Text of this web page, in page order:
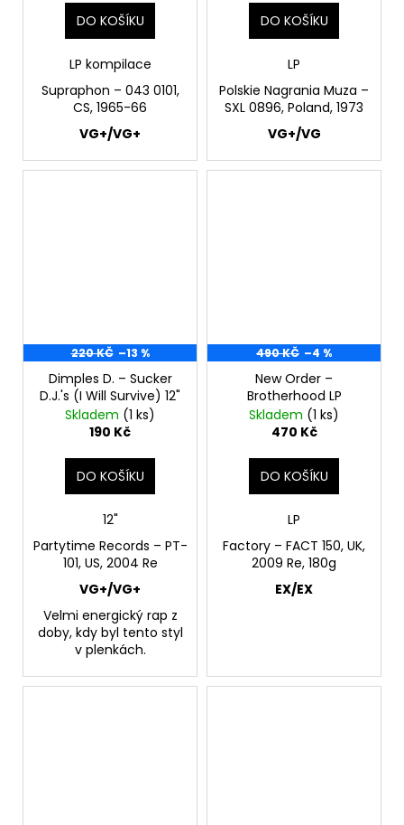
DO KOŠÍKU
LP kompilace
Supraphon ‎– 043 0101,
CS, 1965-66
VG+/VG+
DO KOŠÍKU
LP
Polskie Nagrania Muza ‎–
SXL 0896, Poland, 1973
VG+/VG
220 KČ –13 %
Dimples D. ‎– Sucker
D.J.'s (I Will Survive) 12"
Skladem (1 ks)
190 Kč
DO KOŠÍKU
12"
Partytime Records ‎– PT-
101, US, 2004 Re
VG+/VG+
Velmi energický rap z
doby, kdy byl tento styl
v plenkách.
490 KČ –4 %
New Order ‎–
Brotherhood LP
Skladem (1 ks)
470 Kč
DO KOŠÍKU
LP
Factory ‎– FACT 150, UK,
2009 Re, 180g
EX/EX